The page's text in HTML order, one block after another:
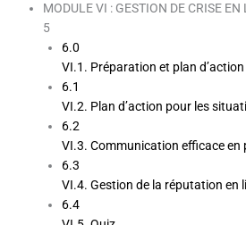
MODULE VI : GESTION DE CRISE EN
5
6.0
VI.1. Préparation et plan
6.1
VI.2. Plan d’action pour les
6.2
VI.3. Communication efficace en
6.3
VI.4. Gestion de la réputation en
6.4